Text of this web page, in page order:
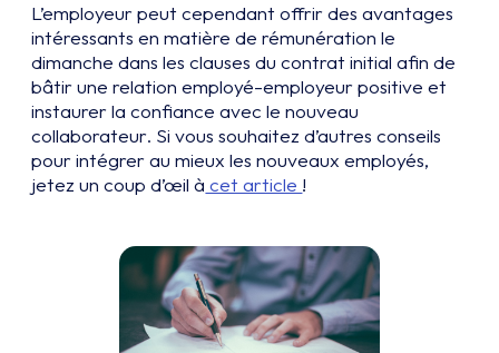
L’employeur peut cependant offrir des avantages
intéressants en matière de rémunération le
dimanche dans les clauses du contrat initial afin de
bâtir une relation employé-employeur positive et
instaurer la confiance avec le nouveau
collaborateur. Si vous souhaitez d’autres conseils
pour intégrer au mieux les nouveaux employés,
jetez un coup d’œil à cet article !